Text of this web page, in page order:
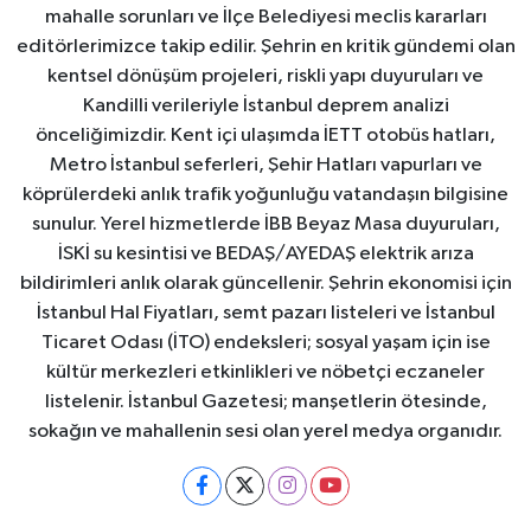
mahalle sorunları ve İlçe Belediyesi meclis kararları
editörlerimizce takip edilir. Şehrin en kritik gündemi olan
kentsel dönüşüm projeleri, riskli yapı duyuruları ve
Kandilli verileriyle İstanbul deprem analizi
önceliğimizdir. Kent içi ulaşımda İETT otobüs hatları,
Metro İstanbul seferleri, Şehir Hatları vapurları ve
köprülerdeki anlık trafik yoğunluğu vatandaşın bilgisine
sunulur. Yerel hizmetlerde İBB Beyaz Masa duyuruları,
İSKİ su kesintisi ve BEDAŞ/AYEDAŞ elektrik arıza
bildirimleri anlık olarak güncellenir. Şehrin ekonomisi için
İstanbul Hal Fiyatları, semt pazarı listeleri ve İstanbul
Ticaret Odası (İTO) endeksleri; sosyal yaşam için ise
kültür merkezleri etkinlikleri ve nöbetçi eczaneler
listelenir. İstanbul Gazetesi; manşetlerin ötesinde,
sokağın ve mahallenin sesi olan yerel medya organıdır.